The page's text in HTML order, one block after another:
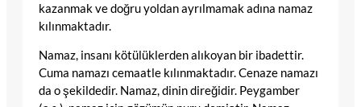
kazanmak ve doğru yoldan ayrılmamak adına namaz
kılınmaktadır.
Namaz, insanı kötülüklerden alıkoyan bir ibadettir.
Cuma namazı cemaatle kılınmaktadır. Cenaze namazı
da o şekildedir. Namaz, dinin direğidir. Peygamber